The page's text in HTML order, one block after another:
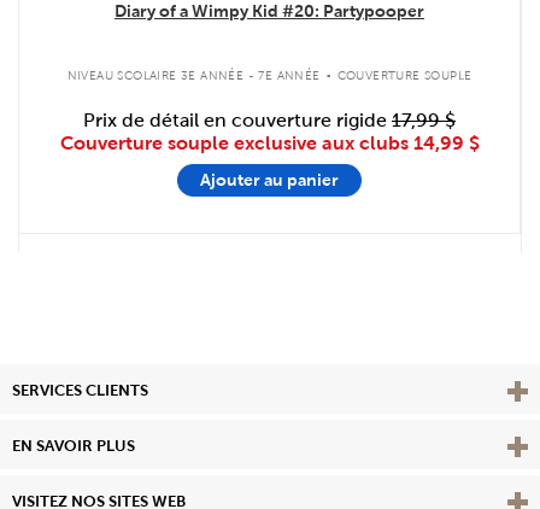
Diary of a Wimpy Kid #20: Partypooper
NIVEAU SCOLAIRE 3E ANNÉE - 7E ANNÉE . COUVERTURE SOUPLE
Prix de détail en couverture rigide 17,99 $
Couverture souple exclusive aux clubs 14,99 $
Ajouter au panier
SERVICES CLIENTS
EN SAVOIR PLUS View
VISITEZ NOS SITES WEB